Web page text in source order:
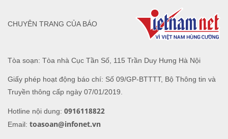
Tòa soạn: Tòa nhà Cục Tần Số, 115 Trần Duy Hưng Hà Nội
Giấy phép hoạt động báo chí: Số 09/GP-BTTTT, Bộ Thông tin và
Truyền thông cấp ngày 07/01/2019.
Hotline nội dung: 0916118822
Email: toasoan@infonet.vn
CHUYÊN TRANG CỦA BÁO